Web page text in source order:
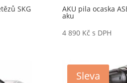
SKG AKU pila ocaska
aku
4 890 Kč s DPH
Sleva